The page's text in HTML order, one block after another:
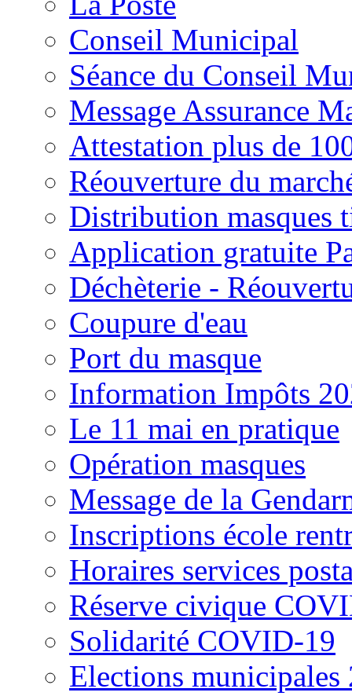
Conseil Municipal
Séance du Conseil
Message Assurance
Attestation plus de
Réouverture du
Distribution masques
Application gratuite
Déchèterie -
Coupure d'eau
Port du masque
Information Impôts
Le 11 mai en pratique
Opération masques
Message de la
Inscriptions école
Horaires services
Réserve civique
Solidarité COVID-19
Elections municipales